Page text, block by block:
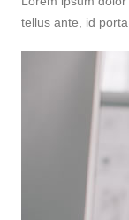
tellus ante, id